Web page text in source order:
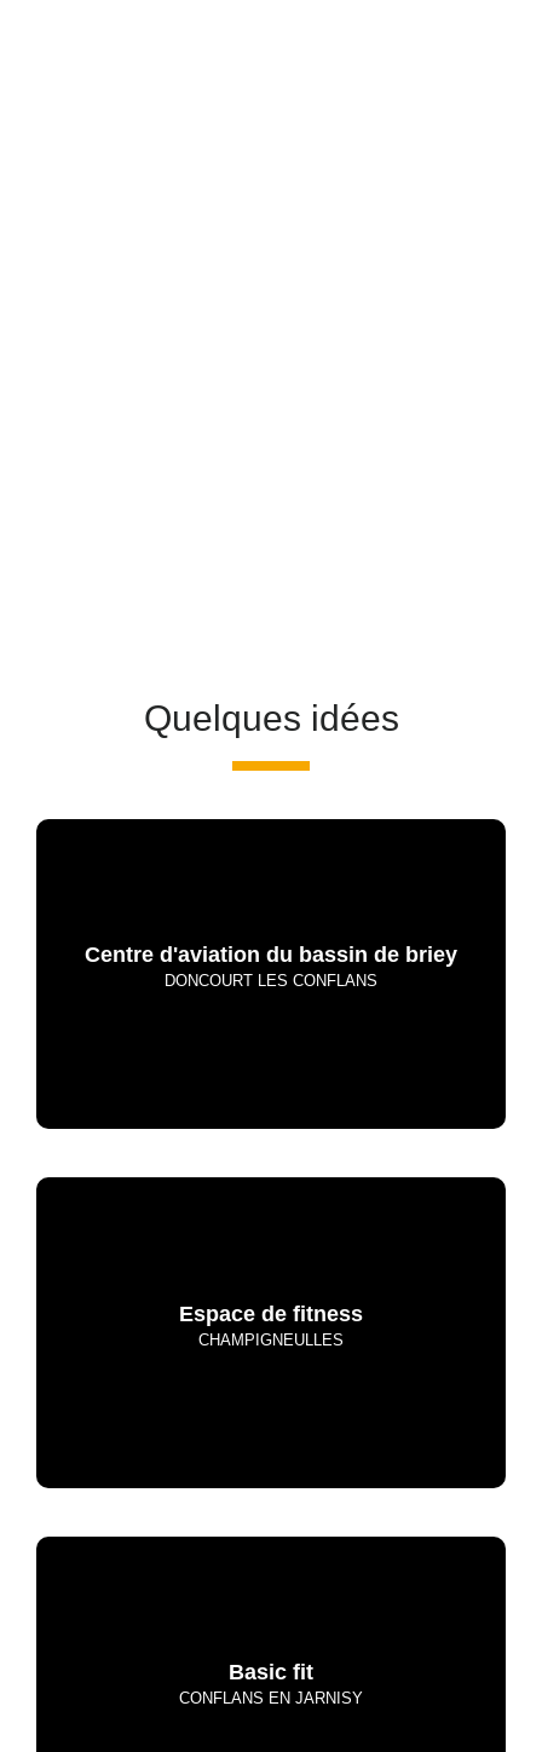
Quelques idées
Centre d'aviation du bassin de briey
DONCOURT LES CONFLANS
Espace de fitness
CHAMPIGNEULLES
Basic fit
CONFLANS EN JARNISY